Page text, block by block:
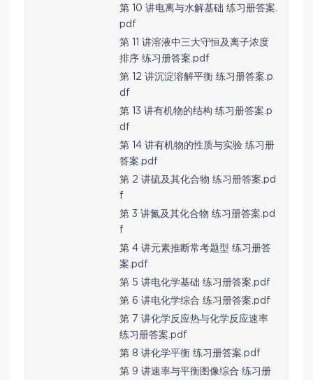
第 10 讲电离与水解基础 练习册答案.
pdf
第 11 讲溶液中三大守恒及离子浓度
排序 练习册答案.pdf
第 12 讲沉淀溶解平衡 练习册答案.p
df
第 13 讲有机物的结构 练习册答案.p
df
第 14 讲有机物的性质与实验 练习册
答案.pdf
第 2 讲硫及其化合物 练习册答案.pd
f
第 3 讲氮及其化合物 练习册答案.pd
f
第 4 讲元素推断常考题型 练习册答
案.pdf
第 5 讲电化学基础 练习册答案.pdf
第 6 讲电化学综合 练习册答案.pdf
第 7 讲化学反应热与化学反应速率
练习册答案.pdf
第 8 讲化学平衡 练习册答案.pdf
第 9 讲速率与平衡图像综合 练习册